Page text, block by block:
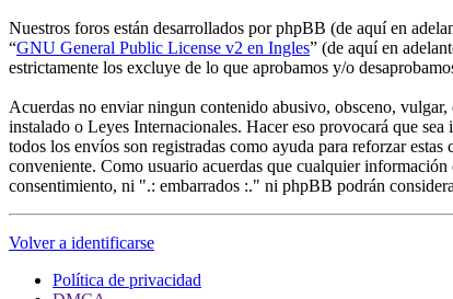
Nuestros foros están desarrollados por phpBB (de aquí en
“GNU General Public License v2 en Ingles” (de aquí en
estrictamente los excluye de lo que aprobamos y/o
Acuerdas no enviar ningun contenido abusivo, obsceno,
instalado o Leyes Internacionales. Hacer eso provocará que
todos los envíos son registradas como ayuda para reforzar
conveniente. Como usuario acuerdas que cualquier
consentimiento, ni ".: embarrados :." ni phpBB podrán
Volver a identificarse
Política de privacidad